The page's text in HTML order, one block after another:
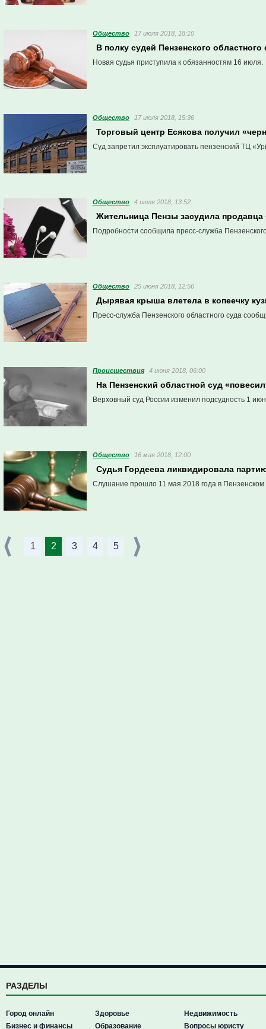
Общество 17 июля 2018, 18:10
В полку судей Пензенского
Новая судья приступила к обязанностям 16 июля.
Общество 17 июля 2018, 15:36
Торговый центр Есякова получил
Суд запретил эксплуатировать пензенский ТЦ
Общество 4 июля 2018, 13:52
Жительница Пензы засудила продавца
Подробности сообщила пресс-служба
Общество 25 июня 2018, 12:56
Дырявая крыша влетела в копеечку
Пресс-служба Пензенского областного суда
Проиcшествия 4 июня 2018, 06:00
На Пензенский областной суд
Верховный суд России изменил подсудность 1
Общество 16 мая 2018, 12:00
Судья Гордеева ликвидировала
Слушание прошло 11 мая 2018 года в Пензенском
1 2 3 4 5
РАЗДЕЛЫ
Город онлайн
Бизнес и финансы
Здоровье
Образование
Недвижимость
Вопросы юристу